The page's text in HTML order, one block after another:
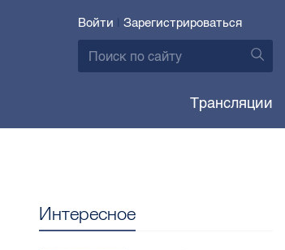
Войти | Зарегистрироваться
Трансляции
Интересное